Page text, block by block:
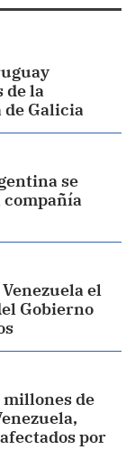
de la
de Galicia
se
el
Gobierno
millones de
por